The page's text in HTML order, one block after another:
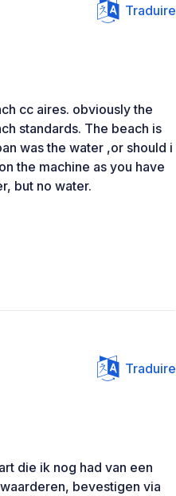
Traduire
cc aires. obviously the
standards. The beach is
was the water ,or should i
the machine as you have
but no water.
Traduire
die ik nog had van een
bevestigen via